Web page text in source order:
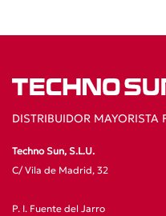
DISTRIBUIDOR MAYORISTA
Techno Sun, S.L.U.
C/ Vila de Madrid, 32
P. I. Fuente del Jarro